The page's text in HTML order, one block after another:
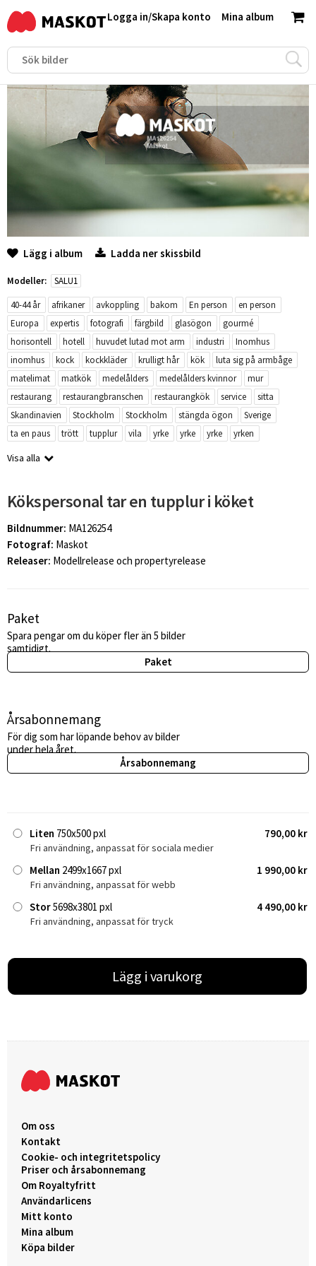
Mina album
Logga in/Skapa konto
Lägg i album Ladda ner skissbild
Modeller:
SALU1
40-44 år
afrikaner avkoppling bakom En person
en person
Europa
expertis fotografi färgbild glasögon
gourmé
horisontell
hotell huvudet lutad mot arm industri
Inomhus
inomhus
kock kockkläder krulligt hår kök
luta sig på armbåge
matelimat
matkök medelålders medelålders kvinnor
mur
restaurang
restaurangbranschen restaurangkök service
sitta
Skandinavien
Stockholm Stockholm stängda ögon
Sverige
ta en paus
trött tupplur vila yrke yrke yrke yrken
Visa alla
Kökspersonal tar en tupplur i köket
Bildnummer: MA126254
Fotograf: Maskot
Releaser: Modellrelease och propertyrelease
Paket
Spara pengar om du köper fler än 5 bilder
samtidigt.
Paket
Årsabonnemang
För dig som har löpande behov av bilder
under hela året.
Årsabonnemang
Liten 750x500 pxl 790,00 kr
Fri användning, anpassat för sociala medier
Mellan 2499x1667 pxl 1 990,00 kr
Fri användning, anpassat för webb
Stor5698x3801 pxl 4 490,00 kr
Fri användning, anpassat för tryck
Lägg i varukorg
Om oss
Kontakt
Cookie- och integritetspolicy
Priser och årsabonnemang
Om Royaltyfritt
Användarlicens
Mitt konto
Mina album
Köpa bilder